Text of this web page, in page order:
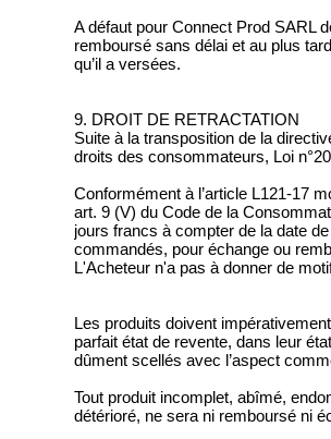
A défaut pour Connect Prod SARL
remboursé sans délai et au plus
qu’il a versées.
9. DROIT DE RETRACTATION
Suite à la transposition de la
droits des consommateurs, Loi
Conformément à l’article L121-17
art. 9 (V) du Code de la
jours francs à compter de la date
commandés, pour échange ou
L'Acheteur n'a pas à donner de
Les produits doivent
parfait état de revente, dans leur
dûment scellés avec l’aspect
Tout produit incomplet, abîmé,
détérioré, ne sera ni remboursé ni